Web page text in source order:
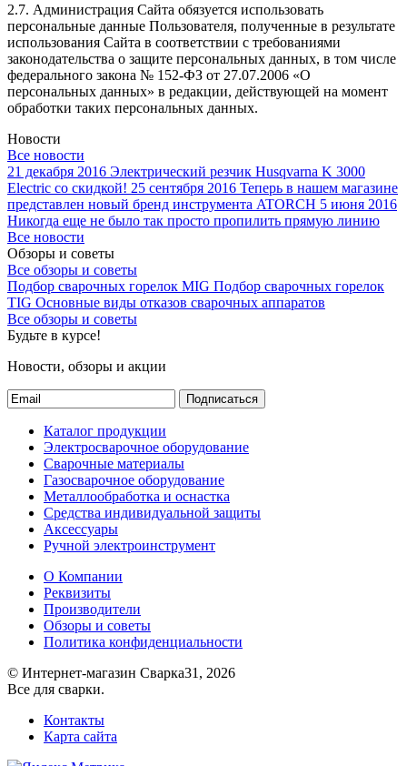
2.7. Администрация Сайта обязуется использовать
персональные данные Пользователя, полученные в результате
использования Сайта в соответствии с требованиями
законодательства о защите персональных данных, в том числе
федерального закона № 152-ФЗ от 27.07.2006 «О
персональных данных» в редакции, действующей на момент
обработки таких персональных данных.
Новости
Все новости
21 декабря 2016 Электрический резчик Husqvarna K 3000
Electric со скидкой! 25 сентября 2016 Теперь в нашем магазине
представлен новый бренд инструмента ATORCH 5 июня 2016
Никогда еще не было так просто пропилить прямую линию
Все новости
Обзоры и советы
Все обзоры и советы
Подбор сварочных горелок MIG Подбор сварочных горелок
TIG Основные виды отказов сварочных аппаратов
Все обзоры и советы
Будьте в курсе!
Новости, обзоры и акции
Подписаться
Каталог продукции
Электросварочное оборудование
Сварочные материалы
Газосварочное оборудование
Металлообработка и оснастка
Средства индивидуальной защиты
Аксессуары
Ручной электроинструмент
О Компании
Реквизиты
Производители
Обзоры и советы
Политика конфиденциальности
© Интернет-магазин Сварка31, 2026
Все для сварки.
Контакты
Карта сайта